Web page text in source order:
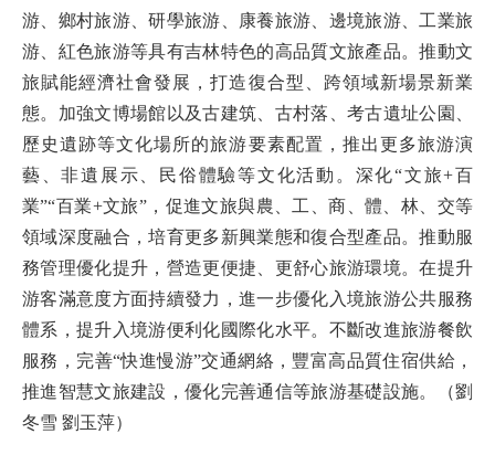
游、鄉村旅游、研學旅游、康養旅游、邊境旅游、工業旅
游、紅色旅游等具有吉林特色的高品質文旅產品。推動文
旅賦能經濟社會發展，打造復合型、跨領域新場景新業
態。加強文博場館以及古建筑、古村落、考古遺址公園、
歷史遺跡等文化場所的旅游要素配置，推出更多旅游演
藝、非遺展示、民俗體驗等文化活動。深化“文旅+百
業”“百業+文旅”，促進文旅與農、工、商、體、林、交等
領域深度融合，培育更多新興業態和復合型產品。推動服
務管理優化提升，營造更便捷、更舒心旅游環境。在提升
游客滿意度方面持續發力，進一步優化入境旅游公共服務
體系，提升入境游便利化國際化水平。不斷改進旅游餐飲
服務，完善“快進慢游”交通網絡，豐富高品質住宿供給，
推進智慧文旅建設，優化完善通信等旅游基礎設施。（劉
冬雪 劉玉萍）